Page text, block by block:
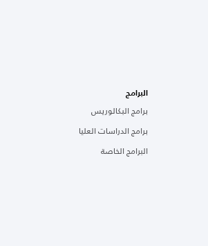
البرامج
برامج البكالوريس
برامج الدراسات العليا
البرامج الخاصة